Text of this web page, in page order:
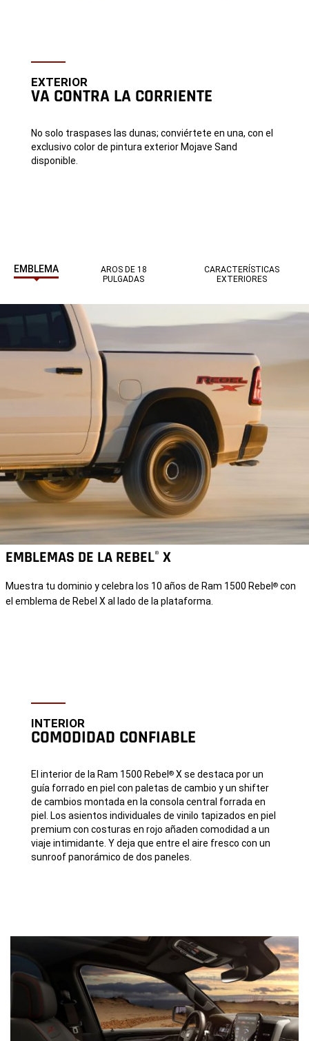
EXTERIOR
VA CONTRA LA CORRIENTE
No solo traspases las dunas; conviértete en una, con el
exclusivo color de pintura exterior Mojave Sand
disponible.
EMBLEMA
AROS DE 18
PULGADAS
CARACTERÍSTICAS
EXTERIORES
EMBLEMAS DE LA REBEL® X
Muestra tu dominio y celebra los 10 años de Ram 1500 Rebel ® con
el emblema de Rebel X al lado de la plataforma.
INTERIOR
COMODIDAD CONFIABLE
El interior de la Ram 1500 Rebel® X se destaca por un
guía forrado en piel con paletas de cambio y un shifter
de cambios montada en la consola central forrada en
piel. Los asientos individuales de vinilo tapizados en piel
premium con costuras en rojo añaden comodidad a un
viaje intimidante. Y deja que entre el aire fresco con un
sunroof panorámico de dos paneles.